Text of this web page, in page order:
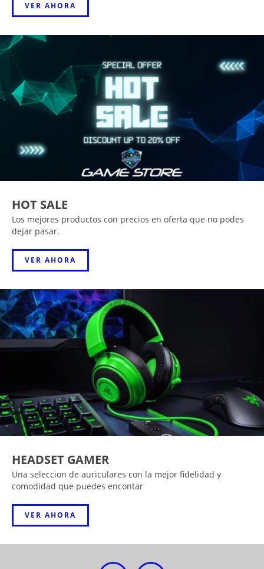
VER AHORA
HOT SALE
Los mejores productos con precios en oferta que no podes
dejar pasar.
VER AHORA
HEADSET GAMER
Una seleccion de auriculares con la mejor fidelidad y
comodidad que puedes encontar
VER AHORA